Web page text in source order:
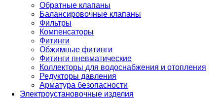
Обратные клапаны
Балансировочные клапаны
Фильтры
Компенсаторы
Фитинги
Обжимные фитинги
Фитинги пневматические
Коллекторы для водоснабжения и отопления
Редукторы давления
Арматура безопасности
Электроустановочные изделия